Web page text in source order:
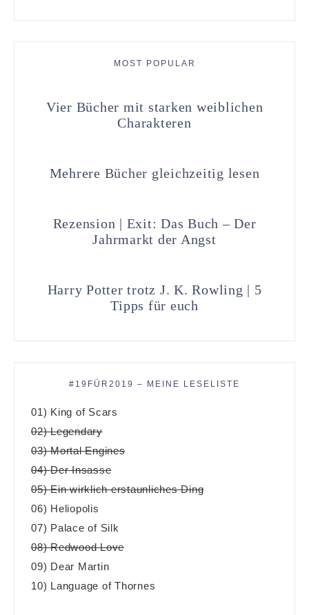
MOST POPULAR
Vier Bücher mit starken weiblichen
Charakteren
Mehrere Bücher gleichzeitig lesen
Rezension | Exit: Das Buch – Der
Jahrmarkt der Angst
Harry Potter trotz J. K. Rowling | 5
Tipps für euch
#19FÜR2019 – MEINE LESELISTE
01) King of Scars
02) Legendary
03) Mortal Engines
04) Der Insasse
05) Ein wirklich erstaunliches Ding
06) Heliopolis
07) Palace of Silk
08) Redwood Love
09) Dear Martin
10) Language of Thornes